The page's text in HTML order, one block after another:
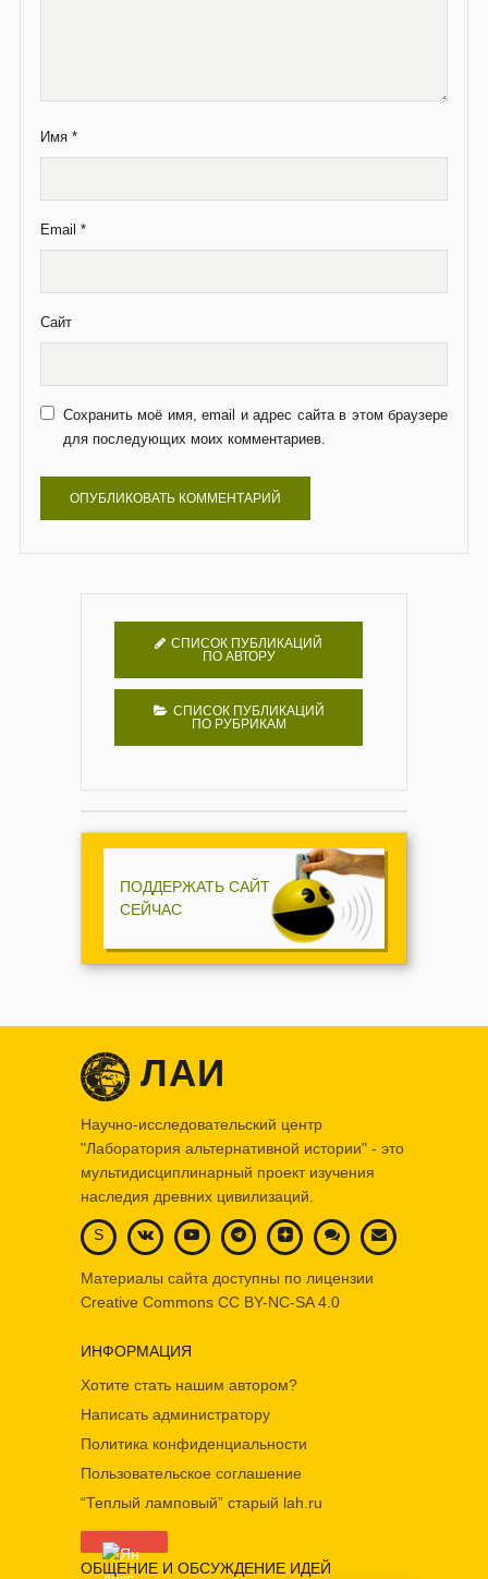
Имя *
Email *
Сайт
Сохранить моё имя, email и адрес сайта в этом браузере
для последующих моих комментариев.
СПИСОК ПУБЛИКАЦИЙ
ПО АВТОРУ
СПИСОК ПУБЛИКАЦИЙ
ПО РУБРИКАМ
ПОДДЕРЖАТЬ САЙТ
СЕЙЧАС
ЛАИ
Научно-исследовательский центр
"Лаборатория альтернативной истории" - это
мультидисциплинарный проект изучения
наследия древних цивилизаций.
S
Материалы сайта доступны по лицензии
Creative Commons CC BY-NC-SA 4.0
ИНФОРМАЦИЯ
Хотите стать нашим автором?
Написать администратору
Политика конфиденциальности
Пользовательское соглашение
“Теплый ламповый” старый lah.ru
ОБЩЕНИЕ И ОБСУЖДЕНИЕ ИДЕЙ